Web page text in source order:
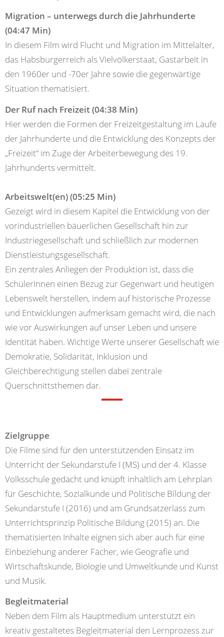
Migration – unterwegs durch die Jahrhunderte
(04:47 Min)
In diesem Film wird Flucht und Migration im Mittelalter,
das Habsburgerreich als Vielvölkerstaat, Gastarbeit in
den 1960er und -70er Jahre sowie die gegenwärtige
Situation thematisiert.
Der Ruf nach Freizeit (04:38 Min)
Hier werden die Formen der Freizeitgestaltung im Laufe
der Jahrhunderte und die Entwicklung des Konzepts der
„Freizeit“ im Zuge der Arbeiterbewegung des 19.
Jahrhunderts vermittelt.
Arbeitswelt(en) (05:25 Min)
​​​​​​​Gezeigt wird in diesem Kapitel die Entwicklung von der
vorindustriellen bäuerlichen Gesellschaft hin zur
Industriegesellschaft und schließlich zur modernen
Dienstleistungsgesellschaft.
Ein zentrales Anliegen der Produktion ist, dass die
SchülerInnen einen Bezug zur Gegenwart und heutigen
Lebenswelt herstellen, indem auf historische Prozesse
und Entwicklungen aufmerksam gemacht wird, die nach
wie vor Auswirkungen auf unser Leben und unsere
Identität haben. Wichtige Werte unserer Gesellschaft wie
Demokratie, Solidarität, Inklusion und
Gleichberechtigung stellen dabei zentrale
Querschnittsthemen dar.
Zielgruppe
Die Filme sind für den unterstützenden Einsatz im
Unterricht der Sekundarstufe I (MS) und der 4. Klasse
Volksschule gedacht und knüpft inhaltlich am Lehrplan
für Geschichte, Sozialkunde und Politische Bildung der
Sekundarstufe I (2016) und am Grundsatzerlass zum
Unterrichtsprinzip Politische Bildung (2015) an. Die
thematisierten Inhalte eignen sich aber auch für eine
Einbeziehung anderer Fächer, wie Geografie und
Wirtschaftskunde, Biologie und Umweltkunde und Kunst
und Musik.
Begleitmaterial
Neben dem Film als Hauptmedium unterstützt ein
kreativ gestaltetes Begleitmaterial den Lernprozess zur